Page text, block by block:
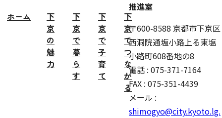
ホーム
下
京
の
魅
力
下
京
で
暮
ら
す
下
京
で
子
育
て
下
京
で
つ
な
が
る
推進室
〒600-8588 京都市下京区
西洞院通塩小路上る東塩
小路町608番地の8
電話 : 075-371-7164
FAX : 075-351-4439
メール :
shimogyo@city.kyoto.lg.